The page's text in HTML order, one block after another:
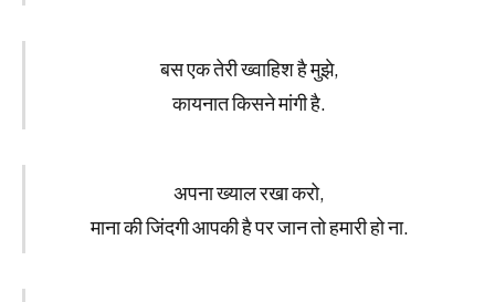
बस एक तेरी ख्वाहिश है मुझे,
कायनात किसने मांगी है.
अपना ख्याल रखा करो,
माना की जिंदगी आपकी है पर जान तो हमारी हो ना.